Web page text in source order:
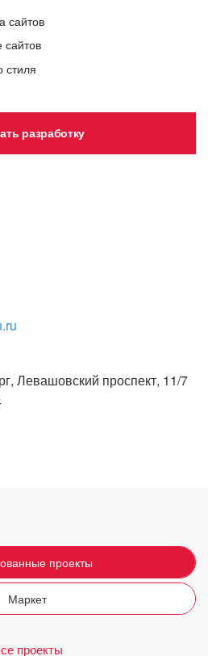
сайтов
стиля
разработку
Левашовский проспект, 11/7
проекты
Маркет
проекты